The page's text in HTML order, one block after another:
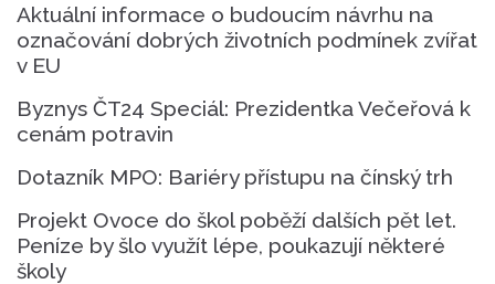
Aktuální informace o budoucím návrhu na
označování dobrých životních podmínek zvířat
v EU
Byznys ČT24 Speciál: Prezidentka Večeřová k
cenám potravin
Dotazník MPO: Bariéry přístupu na čínský trh
Projekt Ovoce do škol poběží dalších pět let.
Peníze by šlo využít lépe, poukazují některé
školy